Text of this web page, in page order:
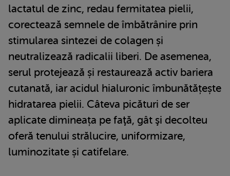
lactatul de zinc, redau fermitatea pielii,
corectează semnele de îmbătrânire prin
stimularea sintezei de colagen și
neutralizează radicalii liberi. De asemenea,
serul protejează și restaurează activ bariera
cutanată, iar acidul hialuronic îmbunătățește
hidratarea pielii. Câteva picături de ser
aplicate dimineața pe faţă, gât şi decolteu
oferă tenului strălucire, uniformizare,
luminozitate și catifelare.